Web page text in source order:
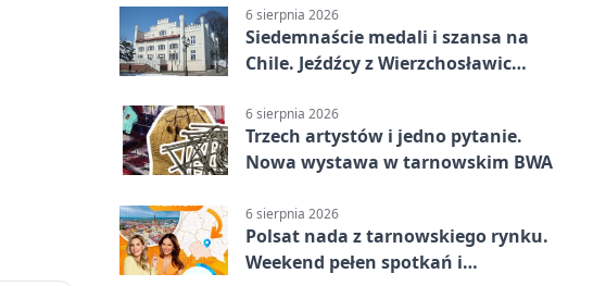
6 sierpnia 2026
Siedemnaście medali i szansa na
Chile. Jeźdźcy z Wierzchosławic
6 sierpnia 2026
Trzech artystów i jedno pytanie.
Nowa wystawa w tarnowskim BWA
6 sierpnia 2026
Polsat nada z tarnowskiego rynku.
Weekend pełen spotkań i